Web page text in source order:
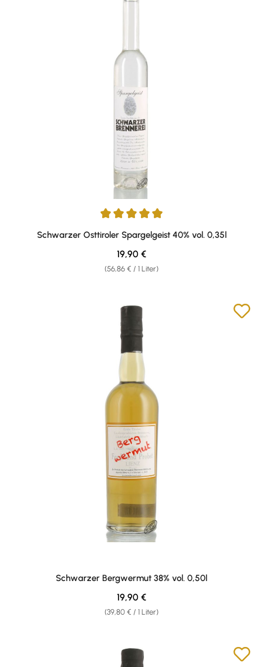
Durchschnittliche Bewertung von 5 von 5 Sternen
Schwarzer Osttiroler Spargelgeist 40% vol. 0,35l
(56,86 € / 1 Liter)
Regulärer Preis:
19,90 €
Schwarzer Bergwermut 38% vol. 0,50l
(39,80 € / 1 Liter)
Regulärer Preis:
19,90 €